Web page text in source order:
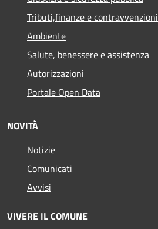
Tributi,finanze e contravvenzioni
Ambiente
Salute, benessere e assistenza
Autorizzazioni
Portale Open Data
NOVITÀ
Notizie
Comunicati
Avvisi
VIVERE IL COMUNE